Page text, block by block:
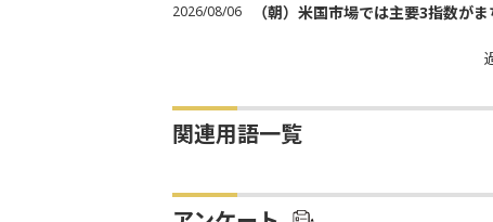
2026/08/06 （朝）米国市場では主要3指数が
関連用語一覧